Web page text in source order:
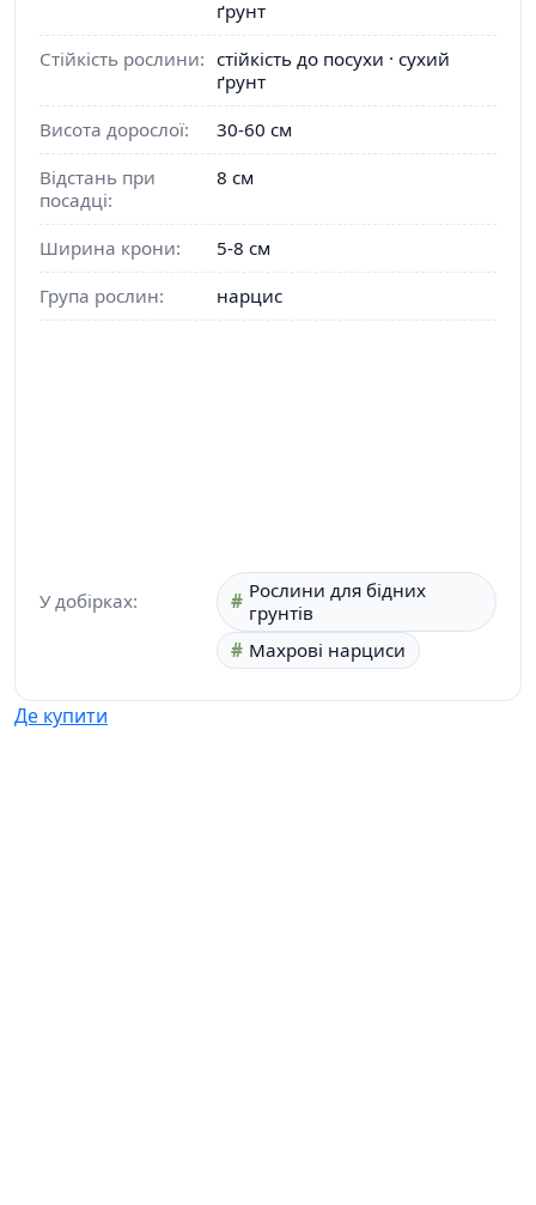
ґрунт
Стійкість рослини: стійкість до посухи · сухий
ґрунт
Висота дорослої:
30-60 см
Відстань при
посадці:
8 см
Ширина крони:
5-8 см
Група рослин:
нарцис
У добірках:
Рослини для бідних
грунтів
Махрові нарциси
Де купити